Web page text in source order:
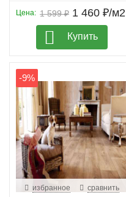
1 599 ₽
Цена: 1 460 ₽/м2
Купить
-9%
избранное сравнить